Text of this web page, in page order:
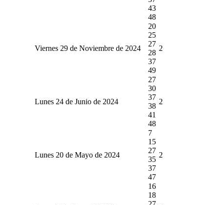
43
48
Viernes 29 de Noviembre de 2024
20
25
27
28
37
49
2
Lunes 24 de Junio de 2024
27
30
37
38
41
48
2
Lunes 20 de Mayo de 2024
7
15
27
35
37
47
2
16
18